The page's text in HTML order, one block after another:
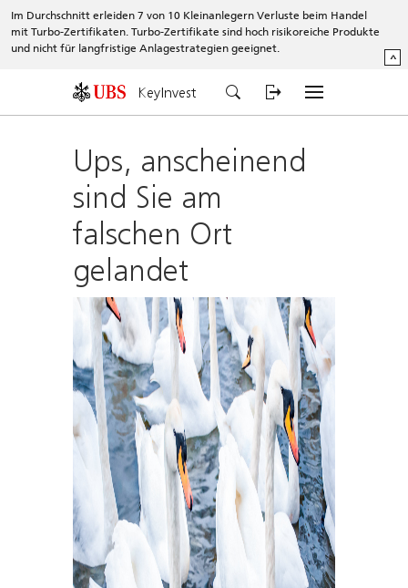
Im Durchschnitt erleiden 7 von 10 Kleinanlegern Verluste beim Handel
mit Turbo-Zertifikaten. Turbo-Zertifikate sind hoch risikoreiche Produkte
und nicht für langfristige Anlagestrategien geeignet.
^
KeyInvest
Ups, anscheinend
sind Sie am
falschen Ort
gelandet